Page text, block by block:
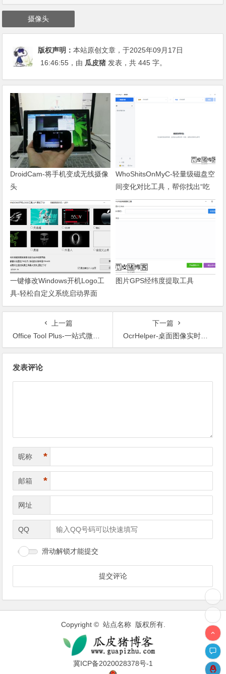
摄像头
版权声明：本站原创文章，于2025年09月17日
16:46:55 ，由 瓜皮猪 发表，共 445 字。
DroidCam-将手机变成无线摄像
头
WhoShitsOnMyC-轻量级磁盘空
间变化对比工具，帮你找出“吃
掉”空间的罪魁祸首
一键修改Windows开机Logo工
具-轻松自定义系统启动界面
图片GPS经纬度提取工具
上一篇
Office Tool Plus-一站式微软Office安装部署和卸载工具
下一篇
OcrHelper-桌面图像实时转文字工具
发表评论
昵称 *
邮箱 *
网址
QQ
滑动解锁才能提交
Copyright © 站点名称 版权所有.
冀ICP备2020028378号-1